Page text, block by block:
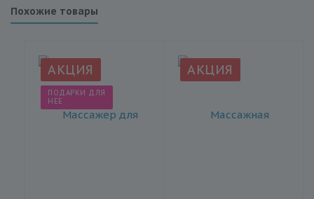
Похожие товары
АКЦИЯ
ПОДАРКИ ДЛЯ
НЕЕ
АКЦИЯ